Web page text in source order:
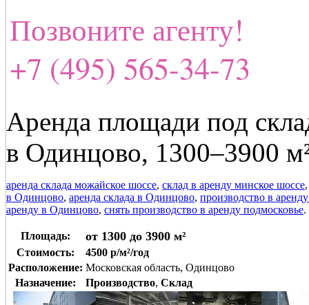
Позвоните агенту!
+7 (495) 565-34-73
Аренда площади под
в Одинцово, 1300–3900
аренда склада можайское шоссе, склад в аренду минское шоссе
в Одинцово, аренда склада в Одинцово, производство в
аренду в Одинцово, снять производство в аренду подмосковье.
Площадь: от 1300 до 3900 м²
Стоимость:
4500 р/м²/год
Расположение: Московская область, Одинцово
Назначение:
Производство, Склад